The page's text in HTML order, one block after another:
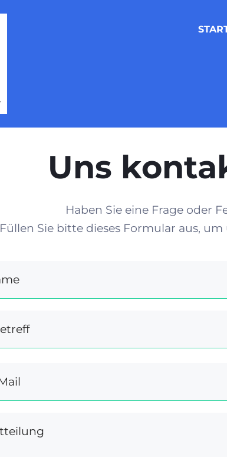
Uns
Haben Sie eine Frage oder
Füllen Sie bitte dieses Formular aus,